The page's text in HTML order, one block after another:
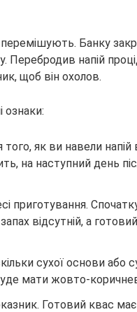
перемішують. Банку
Перебродив напій
щоб він охолов.
ознаки:
того, як ви навели
на наступний день
приготування.
відсутній, а
сухої основи або
мати жовто-
Готовий квас